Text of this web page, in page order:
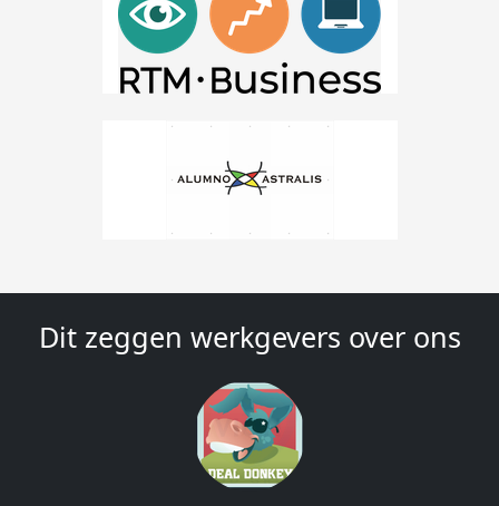
Dit zeggen werkgevers over ons